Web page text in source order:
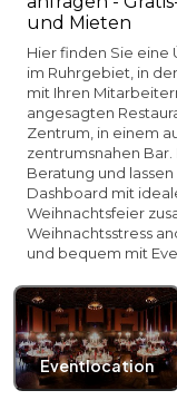
und Mieten
Hier finden Sie eine
im Ruhrgebiet, in
mit Ihren
angesagten
Zentrum, in einem
zentrumsnahen
Beratung und
Dashboard mit
Weihnachtsfeier
Weihnachtsstress
und bequem mit
Eventlocation